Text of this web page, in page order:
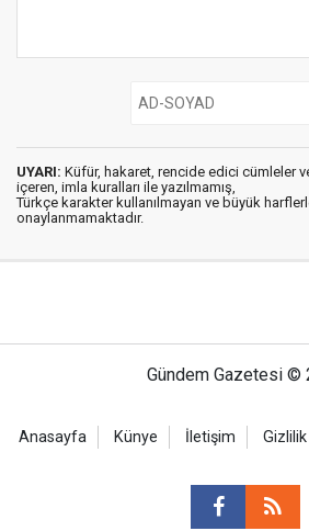
UYARI: Küfür, hakaret, rencide edici cümleler
içeren, imla kuralları ile yazılmamış,
Türkçe karakter kullanılmayan ve büyük
onaylanmamaktadır.
Gündem Gazetesi ©
Anasayfa Künye İletişim